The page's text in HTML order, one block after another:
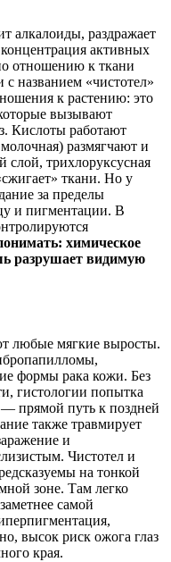
алкалоиды, раздражает
активных
отношению к ткани
названием «чистотел»
к растению: это
вызывают
Кислоты работают
размягчают и
слой, трихлоруксусная
ткани. Но у
за пределы
и пигментации. В
химическое
разрушает видимую
любые мягкие выросты.
формы рака кожи. Без
гистологии попытка
прямой путь к поздней
также травмирует
и
Чистотел и
на тонкой
зоне. Там легко
самой
высок риск ожога глаз
края.